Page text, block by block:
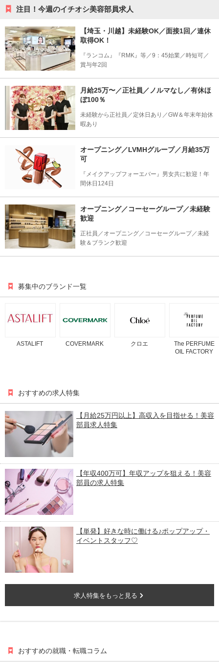
注目！今週のイチオシ美容部員求人
【埼玉・川越】未経験OK／面接1回／連休
取得OK！
『ランコム』『RMK』等／9：45始業／時短可／
賞与年2回
月給25万〜／正社員／ノルマなし／有休ほ
ぼ100％
未経験から正社員／定休日あり／GW＆年末年始休
暇あり
オープニング／LVMHグループ／月給35万
可
『メイクアップフォーエバー』男女共に歓迎！年
間休日124日
オープニング／コーセーグループ／未経験
歓迎
正社員／オープニング／コーセーグループ／未経
験＆ブランク歓迎
募集中のブランド一覧
ASTALIFT COVERMARK クロエ
The PERFUME
OIL FACTORY
おすすめの求人特集
【月給25万円以上】高収入を目指せる！美容
部員求人特集
【年収400万可】年収アップを狙える！美容
部員の求人特集
【単発】好きな時に働ける♪ポップアップ・
イベントスタッフ♡
求人特集をもっと見る
おすすめの就職・転職コラム